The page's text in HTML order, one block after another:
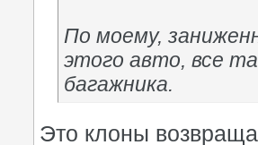
По моему,
этого авто, все
багажника.
Это клоны